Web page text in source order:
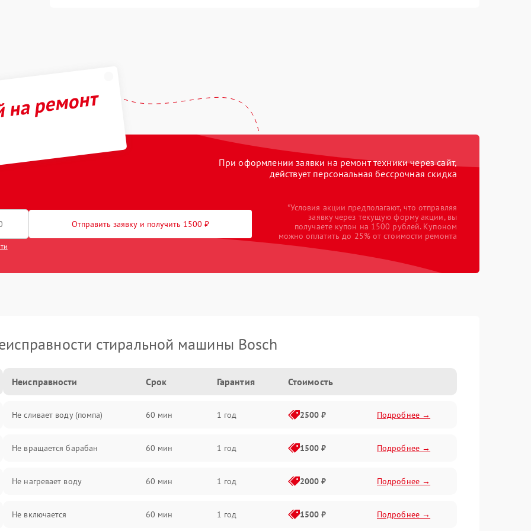
ремонт
При оформлении заявки на ремонт техники через сайт,
действует персональная бессрочная скидка
Отправить заявку и получить 1500 ₽
*Условия акции предполагают, что отправляя
заявку через текущую форму акции, вы
получаете купон на 1500 рублей. Купоном
можно оплатить до 25% от стоимости ремонта
стиральной машины Bosch
Неисправности Срок Гарантия Стоимость
Не сливает воду (помпа) 60 мин 1 год 2500 ₽ Подробнее →
Не вращается барабан 60 мин 1 год 1500 ₽ Подробнее →
Не нагревает воду 60 мин 1 год 2000 ₽ Подробнее →
Не включается 60 мин 1 год 1500 ₽ Подробнее →